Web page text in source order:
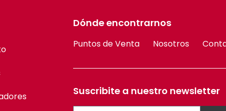
Dónde encontrarnos
Puntos de Venta Nosotros
Suscribite a nuestro newsletter